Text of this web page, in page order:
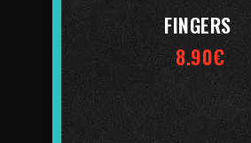
FINGERS
8.90€